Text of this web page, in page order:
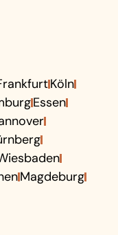
Köln
Essen
Magdeburg